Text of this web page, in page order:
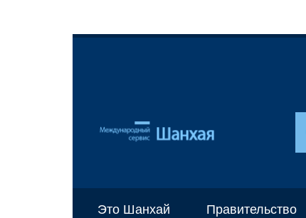
Это Шанхай Правительство